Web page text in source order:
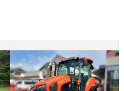
親切で機械に詳しく 丁寧にご
がとう！ 少し距離はあります
う際はのうき屋さんを利用し